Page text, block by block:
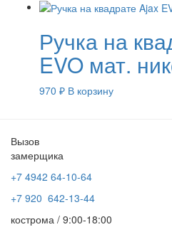
Ручка на
EVO мат.
970 ₽ В корзину
Вызов
замерщика
+7 4942 64-10-64
+7 920 642-13-44
кострома / 9:00-18:00